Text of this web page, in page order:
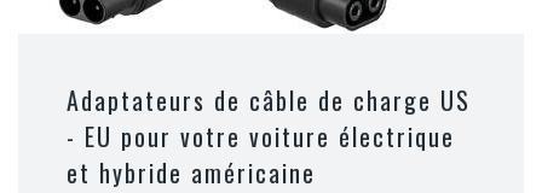
Adaptateurs de câble de charge US
- EU pour votre voiture électrique
et hybride américaine